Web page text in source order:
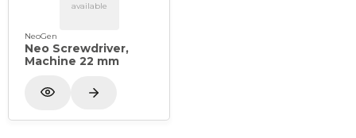
available
NeoGen
Neo Screwdriver,
Machine 22 mm